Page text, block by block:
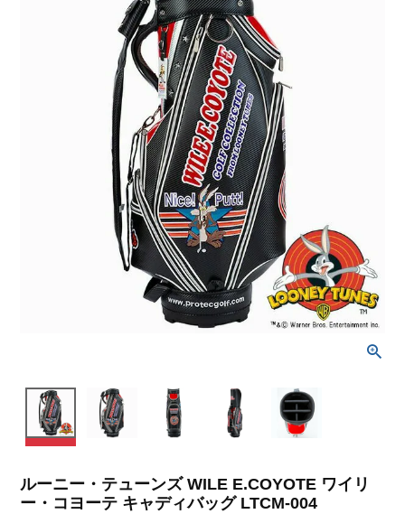
ルーニー・テューンズ WILE E.COYOTE ワイリ
ー・コヨーテ キャディバッグ LTCM-004